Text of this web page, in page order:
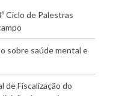
Ciclo de Palestras
sobre saúde mental e
de Fiscalização do